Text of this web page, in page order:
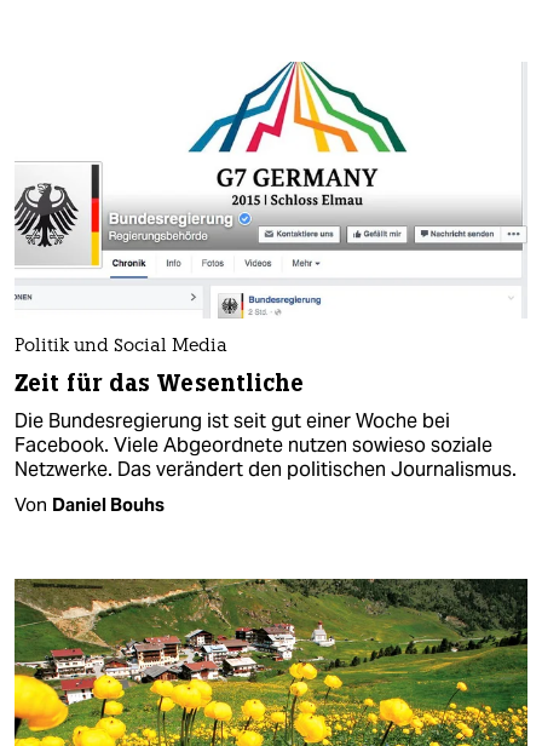
Politik und Social Media
Zeit für das Wesentliche
Die Bundesregierung ist seit gut einer Woche bei
Facebook. Viele Abgeordnete nutzen sowieso soziale
Netzwerke. Das verändert den politischen Journalismus.
Von Daniel Bouhs